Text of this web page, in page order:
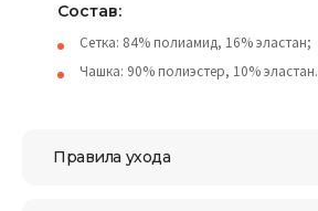
Состав:
Сетка: 84% полиамид, 16% эластан;
Чашка: 90% полиэстер, 10% эластан.
Правила ухода